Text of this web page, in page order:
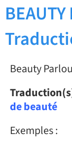
BEAUTY
Beauty
de beauté
Exemples :